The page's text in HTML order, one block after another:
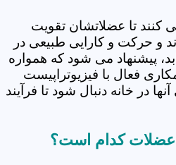
کنند تا عضلاتشان تقویت
و حرکت و کارایی طبیعی در
پیشنهاد می شود که همواره
فعال با فیزیوتراپیست
در خانه دنبال شود تا فرآیند
عضلات کدام است؟